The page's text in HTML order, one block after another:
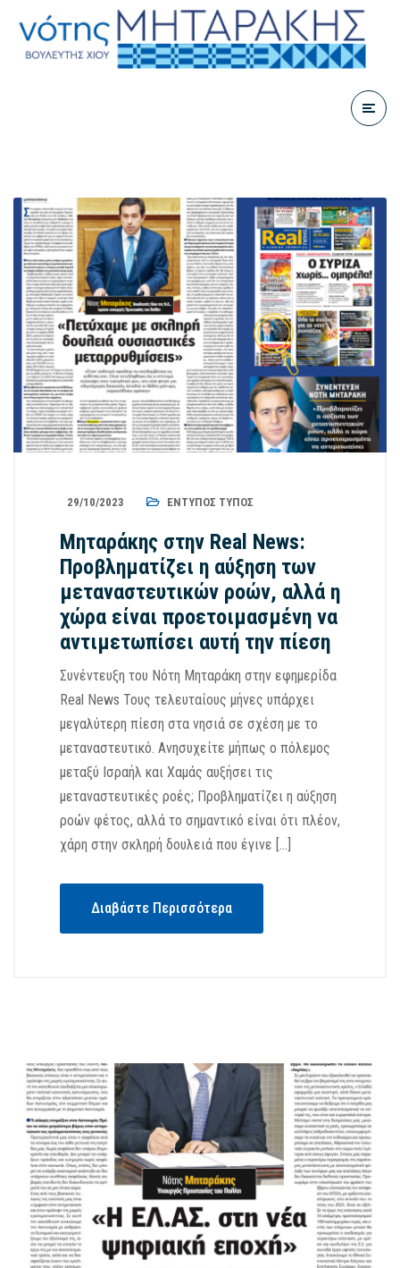
29/10/2023 ΈΝΤΥΠΟΣ ΤΎΠΟΣ
Μηταράκης στην Real News:
Προβληματίζει η αύξηση των
μεταναστευτικών ροών, αλλά η
χώρα είναι προετοιμασμένη να
αντιμετωπίσει αυτή την πίεση
Συνέντευξη του Νότη Μηταράκη στην εφημερίδα
Real News Τους τελευταίους μήνες υπάρχει
μεγαλύτερη πίεση στα νησιά σε σχέση με το
μεταναστευτικό. Ανησυχείτε μήπως ο πόλεμος
μεταξύ Ισραήλ και Χαμάς αυξήσει τις
μεταναστευτικές ροές; Προβληματίζει η αύξηση
ροών φέτος, αλλά το σημαντικό είναι ότι πλέον,
χάρη στην σκληρή δουλειά που έγινε […]
Διαβάστε Περισσότερα